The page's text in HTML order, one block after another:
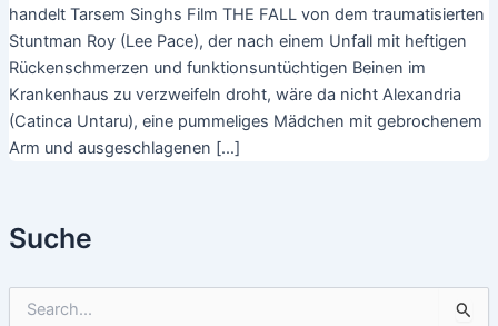
Suche
handelt Tarsem Singhs Film THE FALL von dem traumatisierten
Stuntman Roy (Lee Pace), der nach einem Unfall mit heftigen
Rückenschmerzen und funktionsuntüchtigen Beinen im
Krankenhaus zu verzweifeln droht, wäre da nicht Alexandria
(Catinca Untaru), eine pummeliges Mädchen mit gebrochenem
Arm und ausgeschlagenen […]